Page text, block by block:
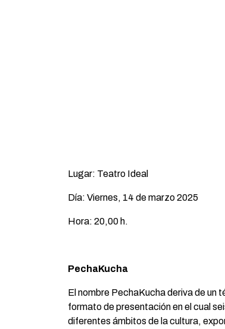
Lugar: Teatro Ideal
Día: Viernes, 14 de marzo 2025
Hora: 20,00 h.
PechaKucha
El nombre PechaKucha deriva de un
formato de presentación en el cual
diferentes ámbitos de la cultura,